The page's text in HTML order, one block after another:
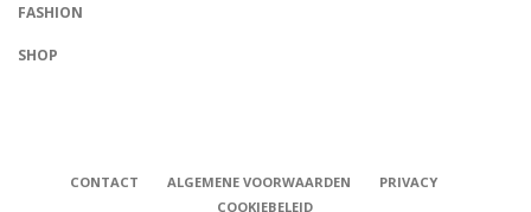
FASHION
SHOP
CONTACT ALGEMENE VOORWAARDEN
PRIVACY
COOKIEBELEID